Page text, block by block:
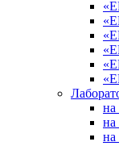
на
на
на